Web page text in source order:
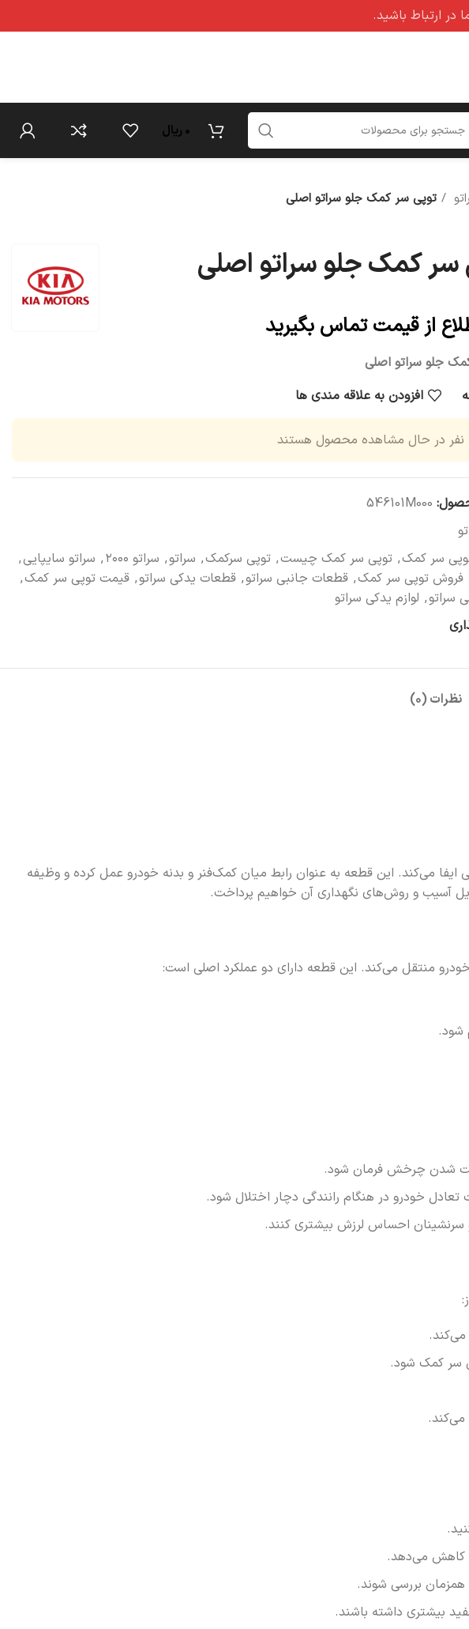
0 ریال
توپی سر کمک جلو سراتو اصلی
سر کمک جلو سراتو اصلی
از قیمت تماس بگیرید
جلو سراتو اصلی
افزودن به علاقه مندی ها
نفر در حال مشاهده محصول هستند
546101M000
سر کمک, توپی سر کمک چیست, توپی سرکمک, سراتو, سراتو ۲۰۰۰ , سراتو سایپایی,
فروش توپی سر کمک, قطعات جانبی سراتو, قطعات یدکی سراتو, قیمت توپی سر کمک,
سراتو, لوازم یدکی سراتو
نظرات (۰)
می‌کند. این قطعه به عنوان رابط میان کمک‌فنر و بدنه خودرو عمل کرده و وظیفه
آسیب و روش‌های نگهداری آن خواهیم پرداخت.
منتقل می‌کند. این قطعه دارای دو عملکرد اصلی است:
شود.
شدن چرخش فرمان شود.
خودرو در هنگام رانندگی دچار اختلال شود.
احساس لرزش بیشتری کنند.
سر کمک شود.
می‌کند.
را کاهش می‌دهد.
همزمان بررسی شوند.
بیشتری داشته باشند.
در ارتباط باشید.